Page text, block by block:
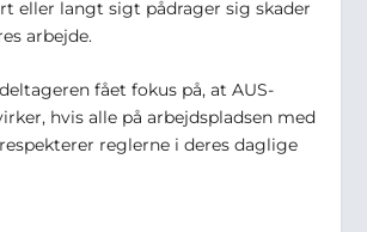
eller langt sigt pådrager sig skader
arbejde.
fået fokus på, at AUS-
hvis alle på arbejdspladsen med
reglerne i deres daglige